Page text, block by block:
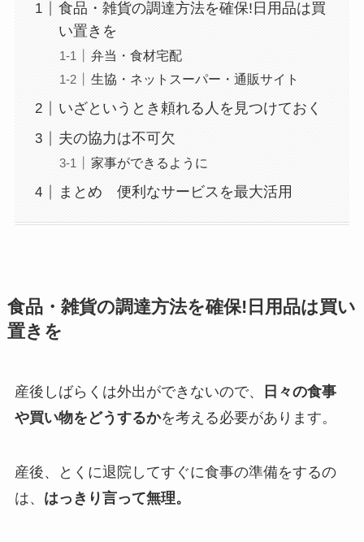
食品・雑貨の調達方法を確保!日用品は買
い置きを
弁当・食材宅配
生協・ネットスーパー・通販サイト
いざというとき頼れる人を見つけておく
夫の協力は不可欠
家事ができるように
まとめ 便利なサービスを最大活用
食品・雑貨の調達方法を確保!日用品は買い
置きを
産後しばらくは外出ができないので、
日々の食事
や買い物をどうするかを考える必要があります。
産後、とくに退院してすぐに食事の準備をするの
は、 はっきり言って無理。